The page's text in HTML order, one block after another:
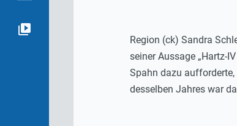
Region (ck) Sandra
seiner Aussage „Hartz-
Spahn dazu
desselben Jahres war